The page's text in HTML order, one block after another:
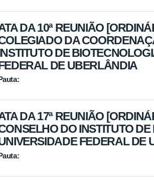
DA 10ª REUNIÃO
DA
DE
DE UBERLÂNDIA
DA 17ª REUNIÃO
DO INSTITUTO
FEDERAL DE